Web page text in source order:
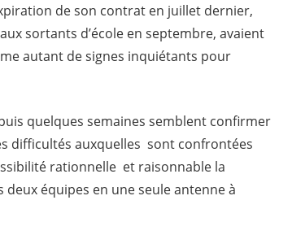
de son contrat en juillet dernier,
sortants d’école en septembre, avaient
autant de signes inquiétants pour
quelques semaines semblent confirmer
difficultés auxquelles sont confrontées
rationnelle et raisonnable la
équipes en une seule antenne à